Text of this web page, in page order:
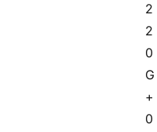
2
2
0
G
+
0